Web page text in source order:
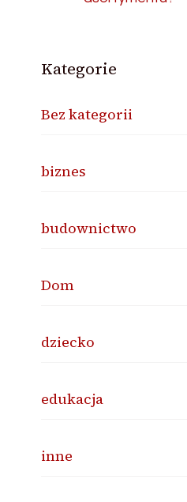
Kategorie
Bez kategorii
biznes
budownictwo
Dom
dziecko
edukacja
inne